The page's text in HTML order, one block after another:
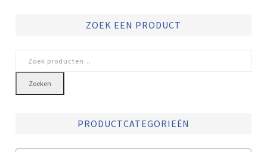
ZOEK EEN PRODUCT
naar:
Zoeken
PRODUCTCATEGORIEËN